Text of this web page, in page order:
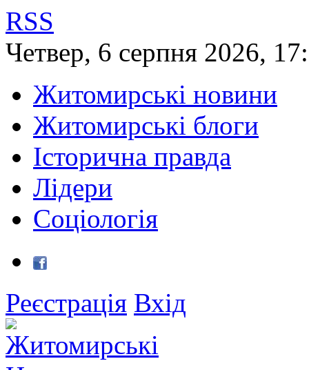
RSS
Четвер, 6 серпня 2026,
Житомирські новини
Житомирські блоги
Історична правда
Лідери
Соціологія
Реєстрація Вхід